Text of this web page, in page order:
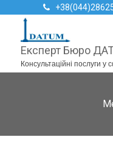
Експерт Бюро
Консультаційні послуги у